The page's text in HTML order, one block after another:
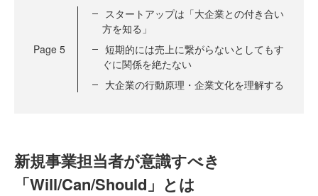
Page 5
スタートアップは「大企業との付き合い
方を知る」
短期的には売上に繋がらないとしてもす
ぐに関係を絶たない
大企業の行動原理・企業文化を理解する
新規事業担当者が意識すべき
「Will/Can/Should」とは